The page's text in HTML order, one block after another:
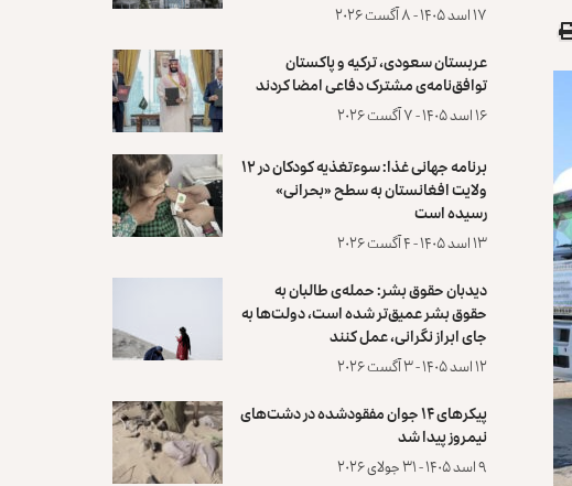
۱۷ اسد ۱۴۰۵ - ۸ آگست ۲۰۲۶
عربستان سعودی، ترکیه و پاکستان
توافق‌نامه‌ی مشترک دفاعی امضا کردند
۱۶ اسد ۱۴۰۵ - ۷ آگست ۲۰۲۶
برنامه جهانی غذا: سوءتغذیه کودکان در ۱۲
ولایت افغانستان به سطح «بحرانی»
رسیده است
۱۳ اسد ۱۴۰۵ - ۴ آگست ۲۰۲۶
دیدبان حقوق بشر: حمله‌ی طالبان به
حقوق بشر عمیق‌تر شده است، دولت‌ها به
جای ابراز نگرانی، عمل کنند
۱۲ اسد ۱۴۰۵ - ۳ آگست ۲۰۲۶
پیکرهای ۱۴ جوان مفقودشده در دشت‌های
نیمروز پیدا شد
۹ اسد ۱۴۰۵ - ۳۱ جولای ۲۰۲۶